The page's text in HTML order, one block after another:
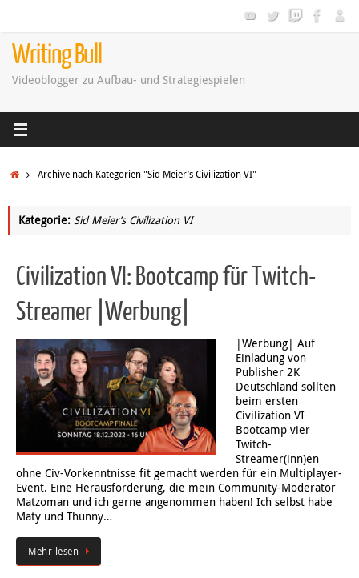
Writing Bull
Videoblogger zu Aufbau- und Strategiespielen
Startseite
Archive nach Kategorien "Sid Meier’s Civilization VI"
Kategorie: Sid Meier’s Civilization VI
Civilization VI: Bootcamp für Twitch-
Streamer |Werbung|
|Werbung| Auf
Einladung von
Publisher 2K
Deutschland sollten
beim ersten
Civilization VI
Bootcamp vier
Twitch-
Streamer(inn)en
ohne Civ-Vorkenntnisse fit gemacht werden für ein Multiplayer-
Event. Eine Herausforderung, die mein Community-Moderator
Matzoman und ich gerne angenommen haben! Ich selbst habe
Maty und Thunny…
Mehr lesen